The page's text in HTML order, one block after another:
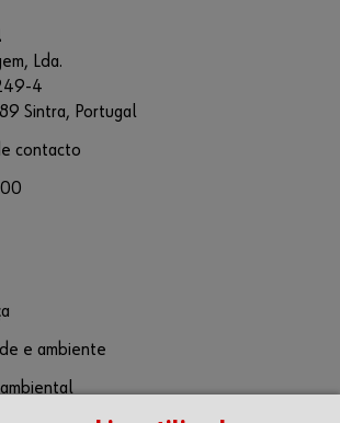
Lda.
4
Sintra, Portugal
contacto
e ambiente